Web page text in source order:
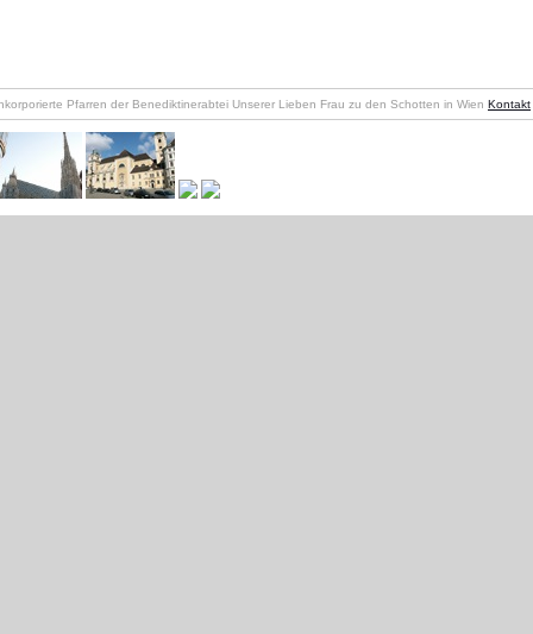
Pfarren der Benediktinerabtei Unserer Lieben Frau zu den Schotten in Wien Kontakt